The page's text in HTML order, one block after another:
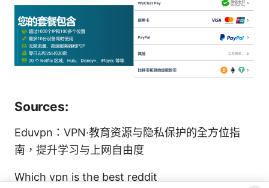
Sources:
Eduvpn：VPN·教育资源与隐私保护的全方位指
南，提升学习与上网自由度
Which vpn is the best reddit